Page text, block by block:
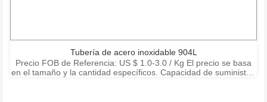
Tubería de acero inoxidable 904L
Precio FOB de Referencia: US $ 1.0-3.0 / Kg El precio se basa
en el tamaño y la cantidad específicos. Capacidad de suministro: